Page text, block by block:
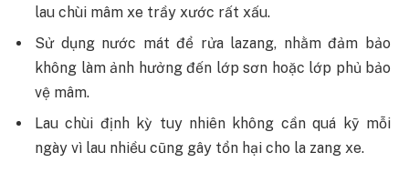
lau chùi mâm xe trầy xước rất xấu.
Sử dụng nước mát để rửa lazang, nhằm đảm bảo
không làm ảnh hưởng đến lớp sơn hoặc lớp phủ bảo
vệ mâm.
Lau chùi định kỳ tuy nhiên không cần quá kỹ mỗi
ngày vì lau nhiều cũng gây tổn hại cho la zang xe.